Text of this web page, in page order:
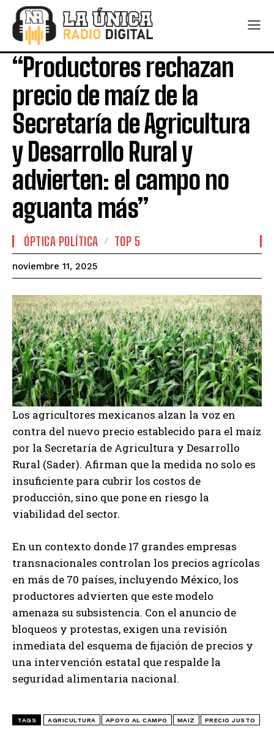
“Productores rechazan
precio de maíz de la
Secretaría de Agricultura
y Desarrollo Rural y
advierten: el campo no
aguanta más”
ÓPTICA POLÍTICA TOP 5
noviembre 11, 2025
Los agricultores mexicanos alzan la voz en
contra del nuevo precio establecido para el maíz
por la Secretaría de Agricultura y Desarrollo
Rural (Sader). Afirman que la medida no solo es
insuficiente para cubrir los costos de
producción, sino que pone en riesgo la
viabilidad del sector.
En un contexto donde 17 grandes empresas
transnacionales controlan los precios agrícolas
en más de 70 países, incluyendo México, los
productores advierten que este modelo
amenaza su subsistencia. Con el anuncio de
bloqueos y protestas, exigen una revisión
inmediata del esquema de fijación de precios y
una intervención estatal que respalde la
seguridad alimentaria nacional.
TAGS AGRICULTURA APOYO AL CAMPO MAIZ PRECIO JUSTO